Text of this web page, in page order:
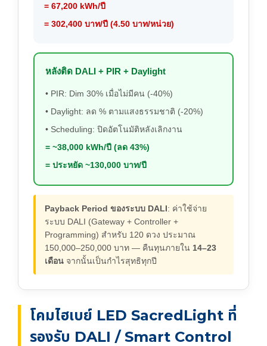
= 67,200 kWh/ปี
= 302,400 บาท/ปี (4.50 บาท/หน่วย)
หลังติด DALI + PIR + Daylight
• PIR: Dim 30% เมื่อไม่มีคน (-40%)
• Daylight: ลด % ตามแสงธรรมชาติ (-20%)
• Scheduling: ปิดอัตโนมัติหลังเลิกงาน
= ~38,000 kWh/ปี (ลด 43%)
= ประหยัด ~130,000 บาท/ปี
Payback Period ของระบบ DALI: ค่าใช้จ่าย
ระบบ DALI (Gateway + Controller +
Programming) สำหรับ 120 ดวง ประมาณ
150,000–250,000 บาท — คืนทุนภายใน 14–23
เดือน จากนั้นเป็นกำไรสุทธิทุกปี
โคมไฮเบย์ LED SacredLight ที่
รองรับ DALI / Smart Control